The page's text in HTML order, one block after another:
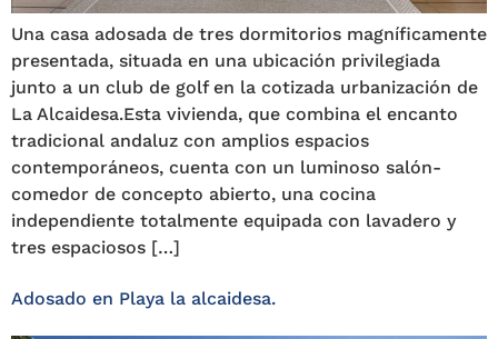
Una casa adosada de tres dormitorios magníficamente
presentada, situada en una ubicación privilegiada
junto a un club de golf en la cotizada urbanización de
La Alcaidesa.Esta vivienda, que combina el encanto
tradicional andaluz con amplios espacios
contemporáneos, cuenta con un luminoso salón-
comedor de concepto abierto, una cocina
independiente totalmente equipada con lavadero y
tres espaciosos […]
Adosado en Playa la alcaidesa.